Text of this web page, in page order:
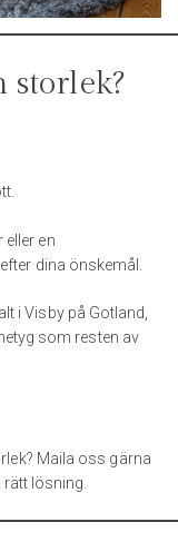
storlek?
en
dina önskemål.
i Visby på Gotland,
som resten av
Maila oss gärna
lösning.